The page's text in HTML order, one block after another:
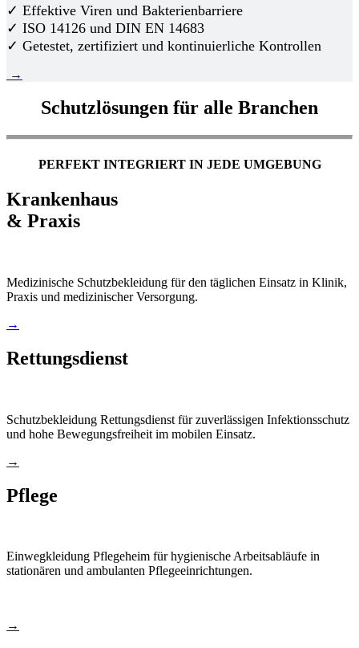
✓ Effektive Viren und Bakterienbarriere
✓ ISO 14126 und DIN EN 14683
✓ Getestet, zertifiziert und kontinuierliche Kontrollen
→
Schutzlösungen für alle Branchen
PERFEKT INTEGRIERT IN JEDE UMGEBUNG
Krankenhaus
& Praxis
Medizinische Schutzbekleidung für den täglichen Einsatz in Klinik,
Praxis und medizinischer Versorgung.
→
Rettungsdienst
Schutzbekleidung Rettungsdienst für zuverlässigen Infektionsschutz
und hohe Bewegungsfreiheit im mobilen Einsatz.
→
Pflege
Einwegkleidung Pflegeheim für hygienische Arbeitsabläufe in
stationären und ambulanten Pflegeeinrichtungen.
→